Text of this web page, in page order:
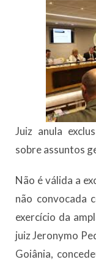
Juiz anula
sobre assuntos
Não é válida a
não convocada
exercício da
juiz Jeronymo
Goiânia,